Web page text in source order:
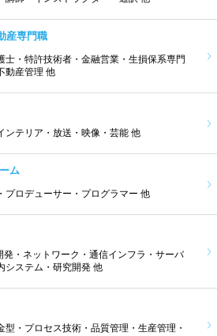
産専門職
士・特許技術者・金融営業・生損保系専門
動産管理 他
ンテリア・放送・映像・芸能 他
ム
プロデューサー・プログラマー 他
発・ネットワーク・通信インフラ・サーバ
システム・研究開発 他
・プロセス技術・品質管理・生産管理・